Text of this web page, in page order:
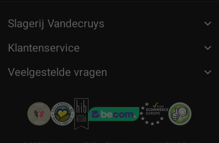
Slagerij Vandecruys
Klantenservice
Veelgestelde vragen